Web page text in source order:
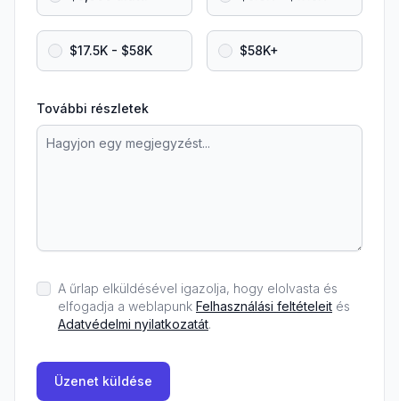
$17.5K - $58K $58K+
További részletek
A űrlap elküldésével igazolja, hogy elolvasta és
elfogadja a weblapunk Felhasználási feltételeit és
Adatvédelmi nyilatkozatát.
Üzenet küldése